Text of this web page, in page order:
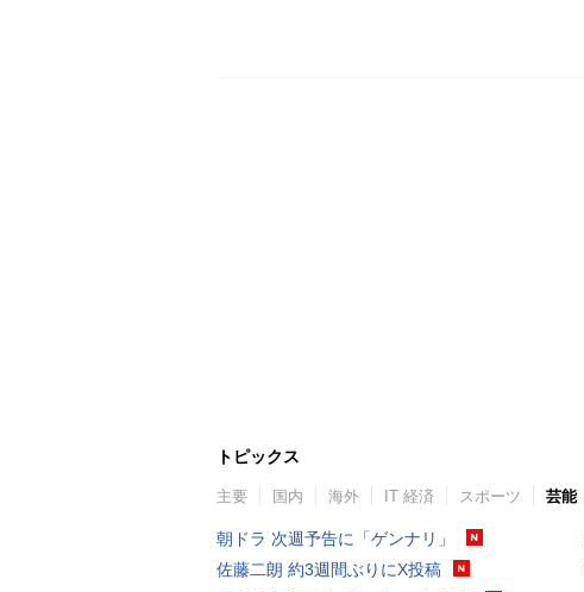
トピックス
主要 国内 海外 IT 経済 スポーツ 芸能
朝ドラ 次週予告に「ゲンナリ」
佐藤二朗 約3週間ぶりにX投稿